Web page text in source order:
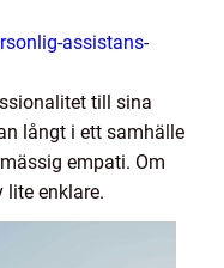
assistans-
till sina
långt i ett samhälle
empati. Om
lite enklare.